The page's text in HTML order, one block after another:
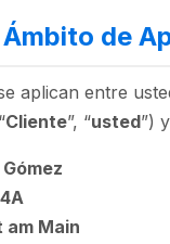
Ámbito de
aplican entre
Cliente”, “usted”) y
am Main